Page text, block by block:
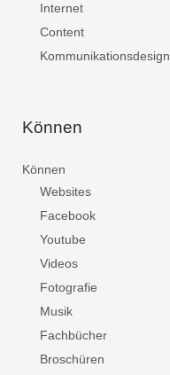
Internet
Content
Kommunikationsdesign
Können
Können
Websites
Facebook
Youtube
Videos
Fotografie
Musik
Fachbücher
Broschüren